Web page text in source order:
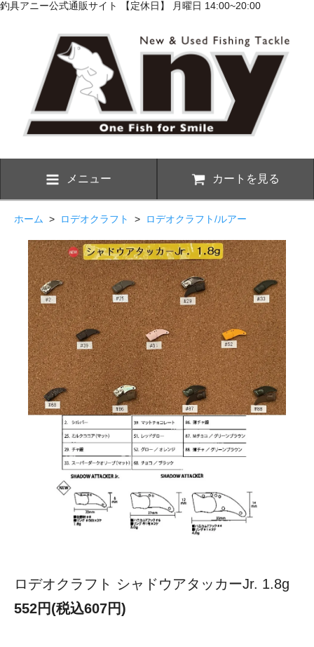
釣具アニー公式通販サイト 【定休日】 月曜日 14:00~20:00
メニュー カートを見る
ホーム > ロデオクラフト > ロデオクラフト/ルアー
ロデオクラフト シャドウアタッカーJr. 1.8g
552円(税込607円)